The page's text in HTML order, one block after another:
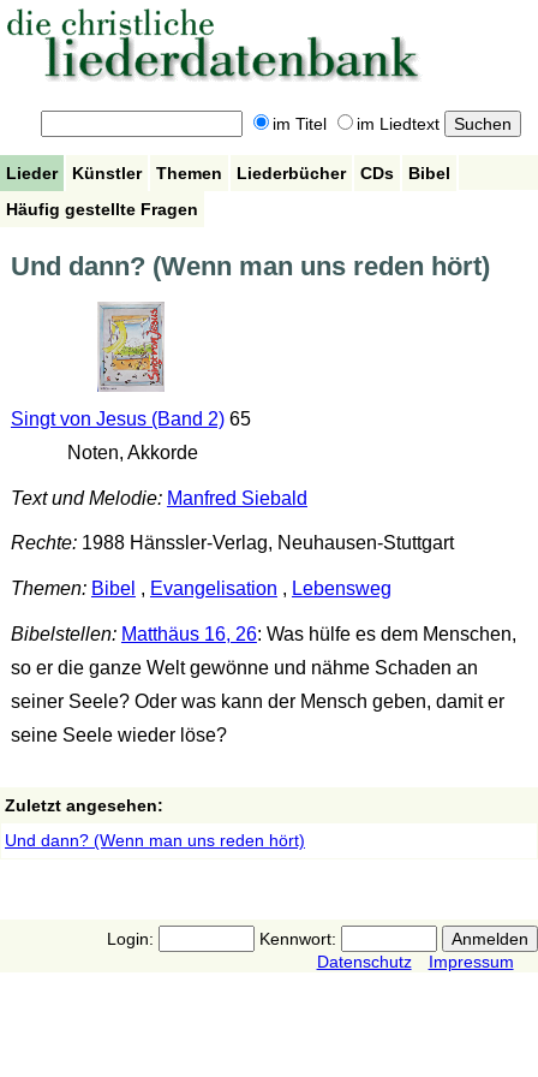
im Titel im Liedtext
Lieder Künstler Themen Liederbücher CDs
Bibel
Häufig gestellte Fragen
Und dann? (Wenn man uns reden hört)
Singt von Jesus (Band 2)65
Noten, Akkorde
Text und Melodie: Manfred Siebald
Rechte:1988 Hänssler-Verlag, Neuhausen-Stuttgart
Themen: Bibel , Evangelisation , Lebensweg
Bibelstellen: Matthäus 16, 26: Was hülfe es dem Menschen,
so er die ganze Welt gewönne und nähme Schaden an
seiner Seele? Oder was kann der Mensch geben, damit er
seine Seele wieder löse?
Zuletzt angesehen:
Und dann? (Wenn man uns reden hört)
Login:
Kennwort:
Datenschutz
Impressum